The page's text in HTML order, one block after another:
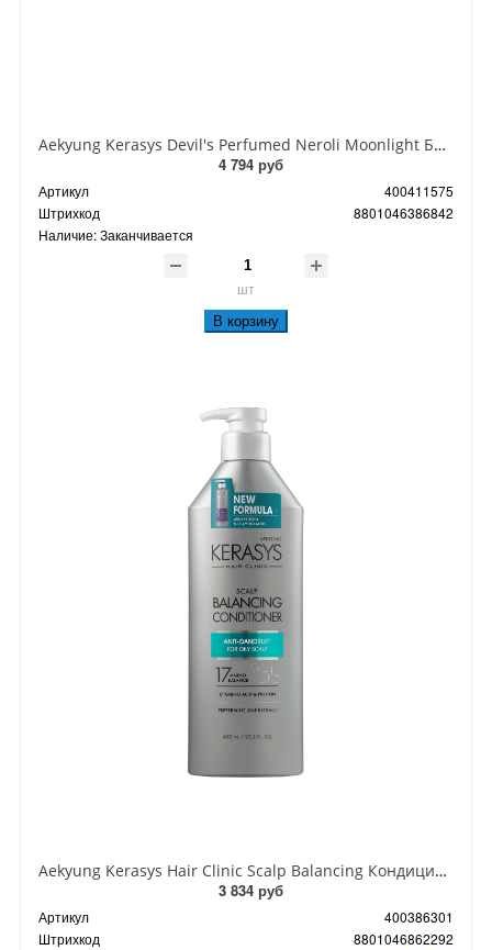
Aekyung Kerasys Devil's Perfumed Neroli Moonlight Бальзам-ополаскиватель парфюмированный Лунное Нероли 500 мл
4 794 руб
Артикул
400411575
Штрихкод
8801046386842
Наличие:Заканчивается
шт
В корзину
Aekyung Kerasys Hair Clinic Scalp Balancing Кондиционер для волос уход за жирной кожей головы 600 мл
3 834 руб
Артикул
400386301
Штрихкод
8801046862292